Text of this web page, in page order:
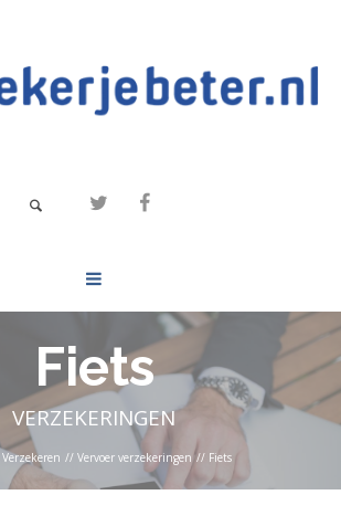
Fiets
VERZEKERINGEN
Verzekeren // Vervoer verzekeringen // Fiets